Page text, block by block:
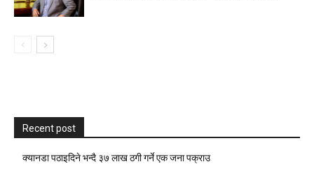
Recent post
क्यानडा पठाइदिने भन्दै ३७ लाख ठगी गर्ने एक जना पक्राउ